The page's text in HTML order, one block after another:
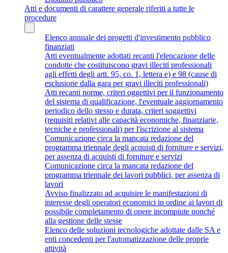
Atti e documenti di carattere generale riferiti a tutte le
procedure
Elenco annuale dei progetti d'investimento pubblico
finanziati
Atti eventualmente adottati recanti l'elencazione delle
condotte che costituiscono gravi illeciti professionali
agli effetti degli artt. 95, co. 1, lettera e) e 98 (cause di
esclusione dalla gara per gravi illeciti professionali)
Atti recanti norme, criteri oggettivi per il funzionamento
del sistema di qualificazione, l'eventuale aggiornamento
periodico dello stesso e durata, criteri soggettivi
(requisiti relativi alle capacità economiche, finanziarie,
tecniche e professionali) per l'iscrizione al sistema
Comunicazione circa la mancata redazione del
programma triennale degli acquisti di forniture e servizi,
per assenza di acquisti di forniture e servizi
Comunicazione circa la mancata redazione del
programma triennale dei lavori pubblici, per assenza di
lavori
Avviso finalizzato ad acquisire le manifestazioni di
interesse degli operatori economici in ordine ai lavori di
possibile completamento di opere incompiute nonché
alla gestione delle stesse
Elenco delle soluzioni tecnologiche adottate dalle SA e
enti concedenti per l'automatizzazione delle proprie
attività